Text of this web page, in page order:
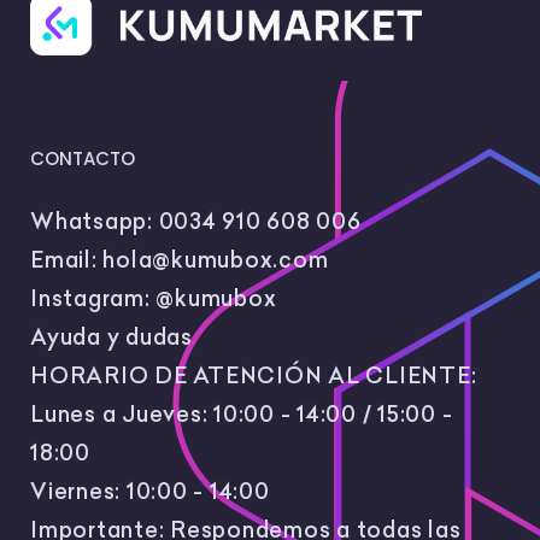
CONTACTO
Whatsapp: 0034 910 608 006
Email: hola@kumubox.com
Instagram: @kumubox
Ayuda y dudas
HORARIO DE ATENCIÓN AL CLIENTE:
Lunes a Jueves: 10:00 - 14:00 / 15:00 -
18:00
Viernes: 10:00 - 14:00
Importante: Respondemos a todas las